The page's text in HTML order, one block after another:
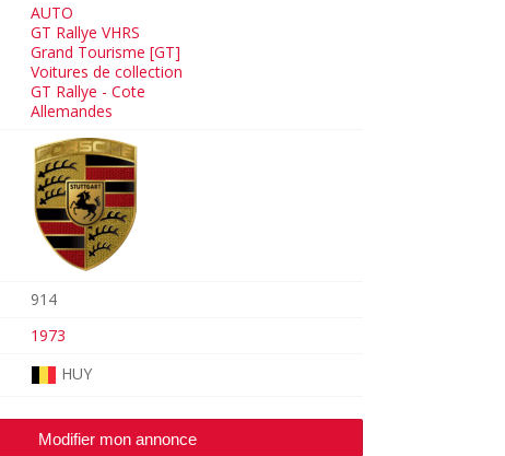
AUTO
GT Rallye VHRS
Grand Tourisme [GT]
Voitures de collection
GT Rallye - Cote
Allemandes
914
1973
HUY
Modifier mon annonce